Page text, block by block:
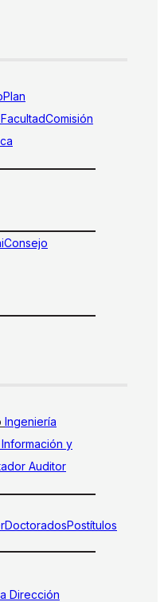
Plan
Comisión
Consejo
Ingeniería
y
Auditor
DoctoradosPostítulos
Dirección